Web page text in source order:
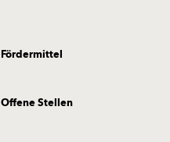
Fördermittel
Offene Stellen